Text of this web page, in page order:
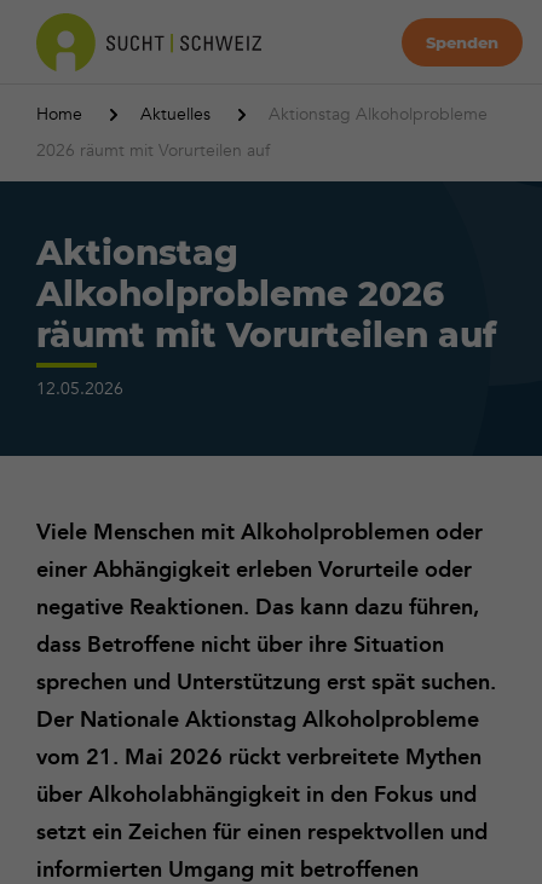
Spenden
Home Aktuelles
Aktionstag Alkoholprobleme
2026 räumt mit Vorurteilen auf
Aktionstag
Alkoholprobleme 2026
räumt mit Vorurteilen auf
12.05.2026
Viele Menschen mit Alkoholproblemen oder
einer Abhängigkeit erleben Vorurteile oder
negative Reaktionen. Das kann dazu führen,
dass Betroffene nicht über ihre Situation
sprechen und Unterstützung erst spät suchen.
Der Nationale Aktionstag Alkoholprobleme
vom 21. Mai 2026 rückt verbreitete Mythen
über Alkoholabhängigkeit in den Fokus und
setzt ein Zeichen für einen respektvollen und
informierten Umgang mit betroffenen